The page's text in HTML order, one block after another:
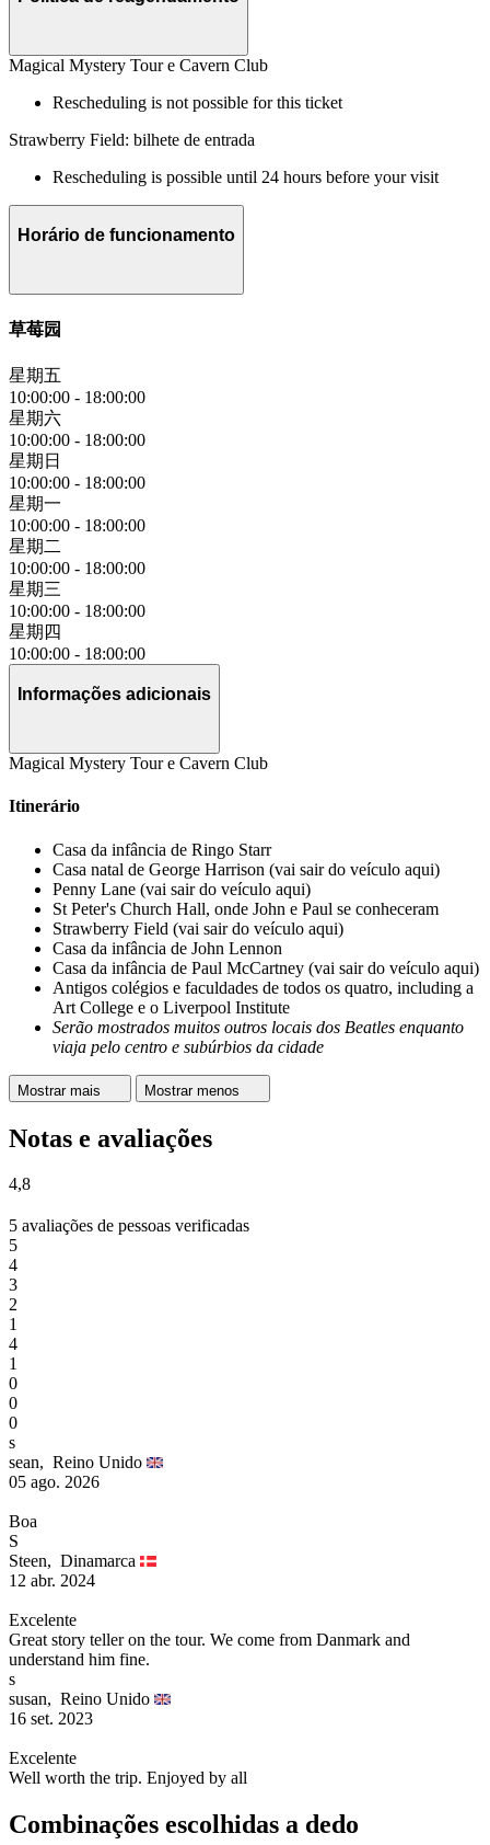
Magical Mystery Tour e Cavern Club
Rescheduling is not possible for this ticket
Strawberry Field: bilhete de entrada
Rescheduling is possible until 24 hours before your visit
Horário de funcionamento
草莓园
星期五
10:00:00 - 18:00:00
星期六
10:00:00 - 18:00:00
星期日
10:00:00 - 18:00:00
星期一
10:00:00 - 18:00:00
星期二
10:00:00 - 18:00:00
星期三
10:00:00 - 18:00:00
星期四
10:00:00 - 18:00:00
Informações adicionais
Magical Mystery Tour e Cavern Club
Itinerário
Casa da infância de Ringo Starr
Casa natal de George Harrison (vai sair do veículo aqui)
Penny Lane (vai sair do veículo aqui)
St Peter's Church Hall, onde John e Paul se conheceram
Strawberry Field (vai sair do veículo aqui)
Casa da infância de John Lennon
Casa da infância de Paul McCartney (vai sair do veículo aqui)
Antigos colégios e faculdades de todos os quatro, including a
Art College e o Liverpool Institute
Serão mostrados muitos outros locais dos Beatles enquanto
viaja pelo centro e subúrbios da cidade
Mostrar mais Mostrar menos
Notas e avaliações
4,8
5 avaliações de pessoas verificadas
5
4
3
2
1
4
1
0
0
0
s
sean, Reino Unido
05 ago. 2026
Boa
S
Steen, Dinamarca
12 abr. 2024
Excelente
Great story teller on the tour. We come from Danmark and
understand him fine.
s
susan, Reino Unido
16 set. 2023
Excelente
Well worth the trip. Enjoyed by all
Combinações escolhidas a dedo